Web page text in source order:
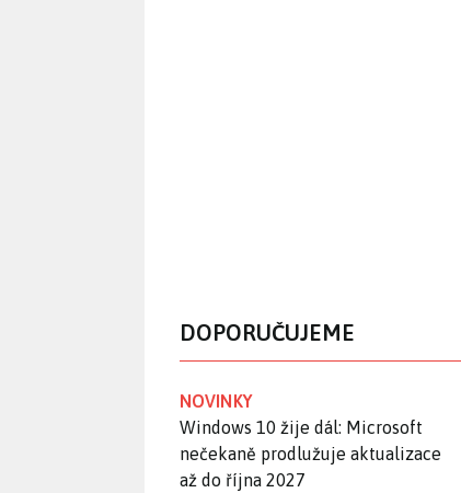
DOPORUČUJEME
NOVINKY
Windows 10 žije dál: Microsoft
nečekaně prodlužuje aktualizace
až do října 2027